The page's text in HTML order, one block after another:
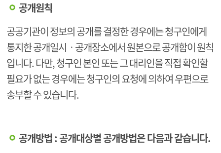
공개원칙
공공기관이 정보의 공개를 결정한 경우에는 청구인에게
통지한 공개일시ㆍ공개장소에서 원본으로 공개함이 원칙
입니다. 다만, 청구인 본인 또는 그 대리인을 직접 확인할
필요가 없는 경우에는 청구인의 요청에 의하여 우편으로
송부할 수 있습니다.
공개방법 : 공개대상별 공개방법은 다음과 같습니다.